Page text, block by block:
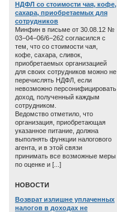
НДФЛ со стоимости чая, кофе,
сахара, приобретаемых для
сотрудников
Минфин в письме от 30.08.12 №
03−04−06/6−262 согласился с
тем, что со стоимости чая,
кофе, сахара, сливок,
приобретаемых организацией
для своих сотрудников можно не
перечислять НДФЛ, если
невозможно персонифицировать
доход, полученный каждым
сотрудником.
Ведомство отметило, что
организация, приобретающая
указанное питание, должна
выполнять функции налогового
агента, и в этой связи
принимать все возможные меры
по оценке и [...]
HОВОСТИ
Возврат излишне уплаченных
налогов в доходах не